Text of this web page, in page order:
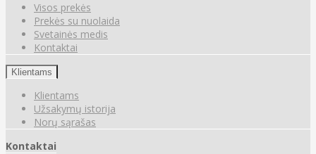
Visos prekės
Prekės su nuolaida
Svetainės medis
Kontaktai
Klientams
Klientams
Užsakymų istorija
Norų sąrašas
Kontaktai